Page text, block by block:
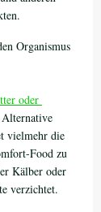
Organismus
oder
vielmehr die
Food zu
Kälber oder
verzichtet.